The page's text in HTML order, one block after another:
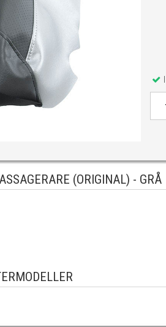
(ORIGINAL) - GRÅ